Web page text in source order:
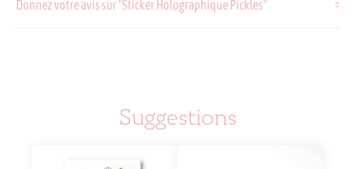
Donnez votre avis sur "Sticker Holographique Pickles"
Suggestions